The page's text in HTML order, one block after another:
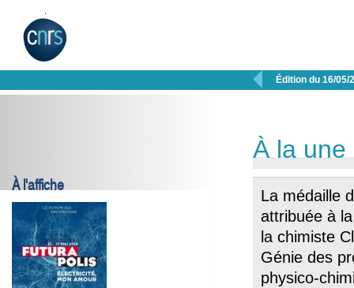
 Édition du 16/05/
À l'affiche
À la une
La médaille
attribuée à
la chimiste
Génie des
physico-